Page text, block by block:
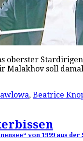
oberster
soll
, Beatrice
von 1999 aus